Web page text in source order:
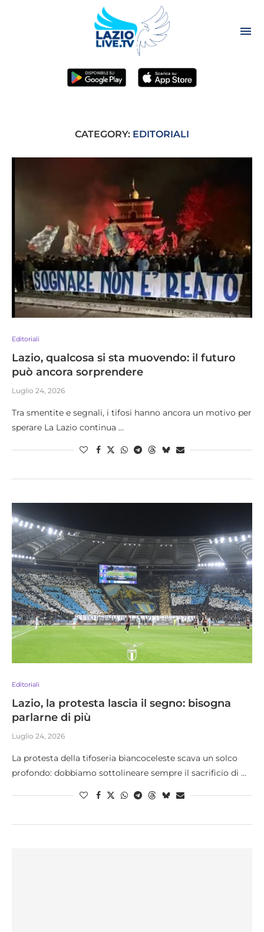
CATEGORY: EDITORIALI
Editoriali
Lazio, qualcosa si sta muovendo: il futuro
può ancora sorprendere
Luglio 24, 2026
Tra smentite e segnali, i tifosi hanno ancora un motivo per
sperare La Lazio continua …
Editoriali
Lazio, la protesta lascia il segno: bisogna
parlarne di più
Luglio 24, 2026
La protesta della tifoseria biancoceleste scava un solco
profondo: dobbiamo sottolineare sempre il sacrificio di …